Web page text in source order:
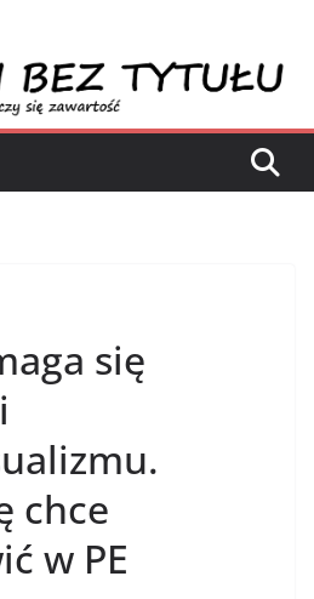
się
chce
w PE